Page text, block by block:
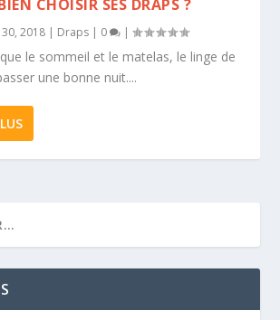
CHOISIR SES DRAPS ?
2018 | Draps | 0 |
le sommeil et le matelas, le linge de
une bonne nuit....